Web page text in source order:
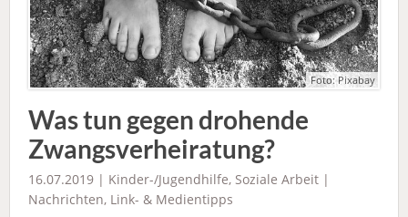
Foto: Pixabay
Was tun gegen drohende
Zwangsverheiratung?
16.07.2019 | Kinder-/Jugendhilfe, Soziale Arbeit |
Nachrichten, Link- & Medientipps